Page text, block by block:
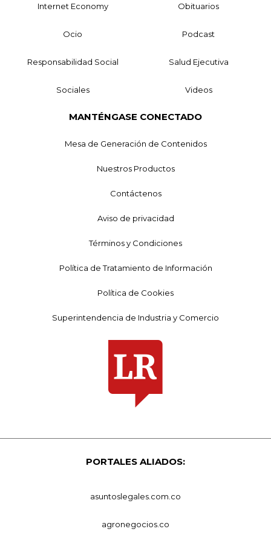
Internet Economy Obituarios
Ocio Podcast
Responsabilidad Social Salud Ejecutiva
Sociales Videos
MANTÉNGASE CONECTADO
Mesa de Generación de Contenidos
Nuestros Productos
Contáctenos
Aviso de privacidad
Términos y Condiciones
Política de Tratamiento de Información
Política de Cookies
Superintendencia de Industria y Comercio
PORTALES ALIADOS:
asuntoslegales.com.co
agronegocios.co